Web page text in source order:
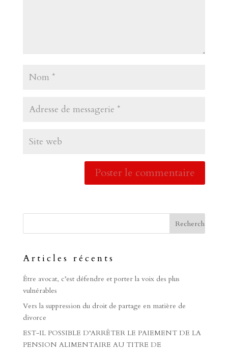
Articles récents
Être avocat, c’est défendre et porter la voix des plus
vulnérables
Vers la suppression du droit de partage en matière de
divorce
EST-IL POSSIBLE D’ARRÊTER LE PAIEMENT DE LA
PENSION ALIMENTAIRE AU TITRE DE